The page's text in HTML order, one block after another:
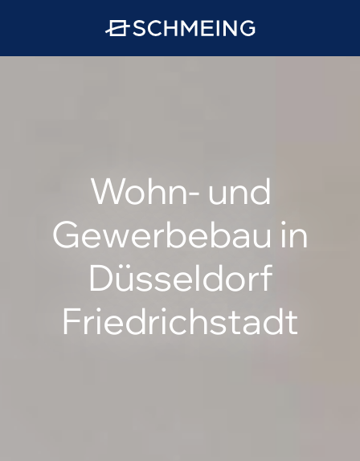
Wohn- und
Gewerbebau in
Düsseldorf
Friedrichstadt